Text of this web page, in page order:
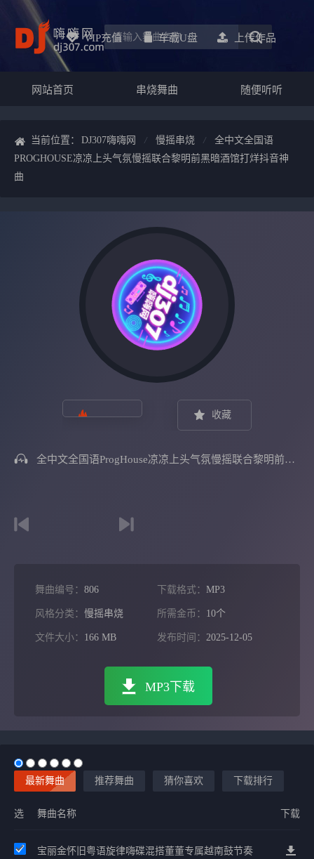
VIP充值 车载u盘 上传作品
网站首页 串烧舞曲 随便听听
当前位置： DJ307嗨嗨网 慢摇串烧
全中文全国语
PROGHOUSE凉凉上头气氛慢摇联合黎明前黑暗酒馆打烊抖音神
曲
收藏
全中文全国语ProgHouse凉凉上头气氛慢摇联合黎明前黑暗酒馆打烊抖音神曲
舞曲编号： 806 下载格式： MP3
风格分类： 慢摇串烧 所需金币： 10个
文件大小： 166 MB 发布时间： 2025-12-05
MP3下载
最新舞曲 推荐舞曲 猜你喜欢 下载排行
选 舞曲名称 下载
宝丽金怀旧粤语旋律嗨碟混搭董董专属越南鼓节奏